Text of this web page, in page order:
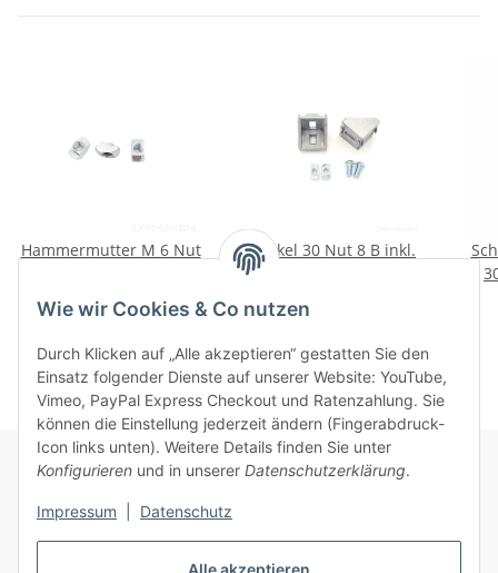
Alle akzeptieren
Wie wir Cookies & Co nutzen
Durch Klicken auf „Alle akzeptieren“ gestatten Sie den
Einsatz folgender Dienste auf unserer Website: YouTube,
Vimeo, PayPal Express Checkout und Ratenzahlung. Sie
können die Einstellung jederzeit ändern (Fingerabdruck-
Icon links unten). Weitere Details finden Sie unter
Konfigurieren und in unserer Datenschutzerklärung.
Impressum Datenschutz
Hammermutter M 6 Nut
0,36 €
Winkel 30 Nut 8 B inkl.
Informationen